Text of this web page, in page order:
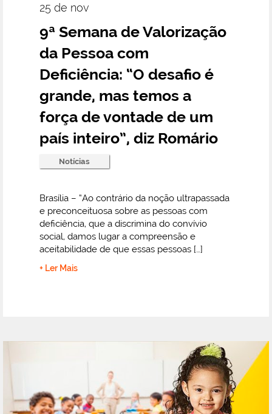
25 de nov
9ª Semana de Valorização
da Pessoa com
Deficiência: “O desafio é
grande, mas temos a
força de vontade de um
país inteiro”, diz Romário
Notícias
Brasília – “Ao contrário da noção ultrapassada
e preconceituosa sobre as pessoas com
deficiência, que a discrimina do convívio
social, damos lugar a compreensão e
aceitabilidade de que essas pessoas […]
+ Ler Mais